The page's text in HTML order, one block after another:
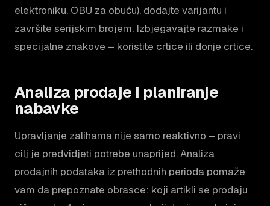
elektroniku, OBU za obuću), dodajte varijantu i
završite serijskim brojem. Izbjegavajte razmake i
specijalne znakove – koristite crtice ili donje crtice.
Analiza prodaje i planiranje
nabavke
Upravljanje zalihama nije samo reaktivno – pravi
cilj je predvidjeti potrebe unaprijed. Analiza
prodajnih podataka iz prethodnih perioda pomaže
vam da prepoznate obrasce: koji artikli se prodaju